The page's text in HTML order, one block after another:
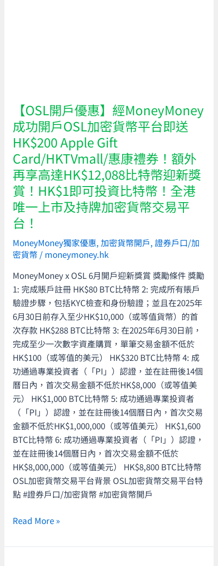
MoneyMoney
成
功
開
戶
HashKey
Exchange
入
金
HK$10,000
即
送
HK$200
Apple
Gift
Card/HKTVmall/
惠
康
禮
券！
【OSL開戶優惠】經MoneyMoney
成功開戶OSL加密貨幣平台即送
HK$200 Apple Gift
Card/HKTVmall/惠康禮券！額外
再享高達HK$12,088比特幣迎新獎
賞！HK$1即可投資比特幣！全港
唯一上市及持牌加密貨幣交易平
台！
MoneyMoney獨家優惠,加密貨幣開戶,證券戶口/加
密貨幣 / moneymoney.hk
MoneyMoney x OSL 6月開戶迎新獎賞 獎勵條件 獎勵
1: 完成賬戶註冊 HK$80 BTC比特幣 2: 完成所有賬戶
驗證步驟，包括KYC檢查和身份驗證；並且在2025年
6月30日前存入至少HK$10,000（或等值貨幣）的首
次存款 HK$288 BTC比特幣 3: 在2025年6月30日前，
完成至少一次數字資產購買，單筆交易金額不低於
HK$100（或等值的美元） HK$320 BTC比特幣 4: 成
功通過專業投資者（「PI」）認證，並在註冊後14個
曆日內，首次交易金額不低於HK$8,000（或等值美
元） HK$1,000 BTC比特幣 5: 成功通過專業投資者
（「PI」）認證，並在註冊後14個曆日內，首次交易
金額不低於HK$1,000,000（或等值美元） HK$1,600
BTC比特幣 6: 成功通過專業投資者（「PI」）認證，
並在註冊後14個曆日內，首次交易金額不低於
HK$8,000,000（或等值美元） HK$8,800 BTC比特幣
OSL加密貨幣交易平台背景 OSL加密貨幣交易平台特
點 #證券戶口/加密貨幣 #加密貨幣開戶
戶
OSL
加
密
貨
幣
平
台
即
送
Apple
Gift
Card/HKTVmall/
惠
康
禮
券！
額
外
再
享
高
達
HK$12,088
比
特
幣
新
Read More »